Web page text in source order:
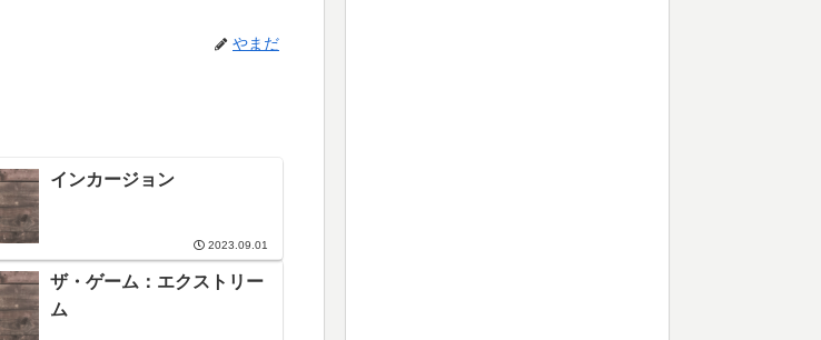
やまだ
インカージョン
2023.09.01
ザ・ゲーム：エクストリー
ム